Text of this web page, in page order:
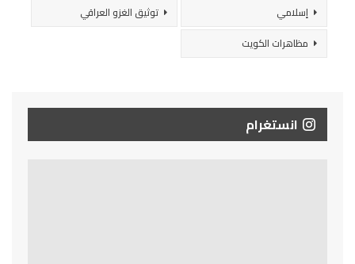
إسلامي
توثيق الغزو العراقي
مظاهرات الكويت
انستغرام